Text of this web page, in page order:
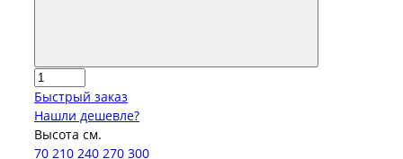
Быстрый заказ
Нашли дешевле?
Высота см.
70 210 240 270 300